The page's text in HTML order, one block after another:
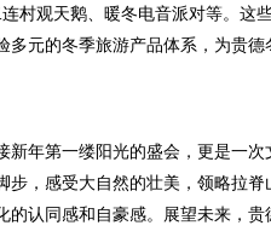
村观天鹅、暖冬电音派对等。这
多元的冬季旅游产品体系，为贵
第一缕阳光的盛会，更是一次
步，感受大自然的壮美，领略拉
的认同感和自豪感。展望未来，